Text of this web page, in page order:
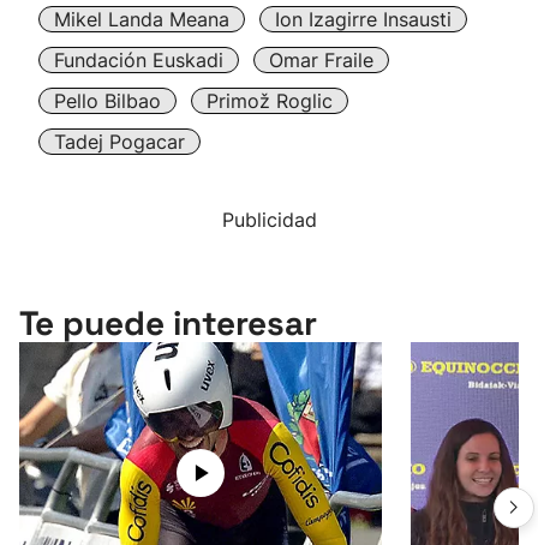
Mikel Landa Meana
Ion Izagirre Insausti
Fundación Euskadi
Omar Fraile
Pello Bilbao
Primož Roglic
Tadej Pogacar
Publicidad
Te puede interesar